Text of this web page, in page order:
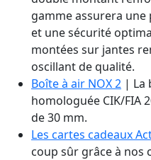
gamme assurera
et une sécurité
montées sur jantes
oscillant de qualité.
Boîte à air NOX 2 | La
homologuée CIK/FIA
de 30 mm.
Les cartes cadeaux
coup sûr grâce à nos